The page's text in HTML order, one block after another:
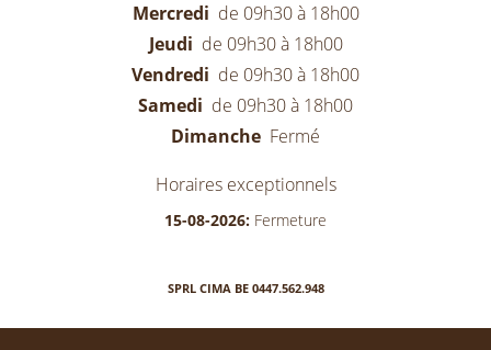
Mercredi de 09h30 à 18h00
Jeudi de 09h30 à 18h00
Vendredi de 09h30 à 18h00
Samedi de 09h30 à 18h00
Dimanche Fermé
Horaires exceptionnels
15-08-2026: Fermeture
SPRL CIMA BE 0447.562.948